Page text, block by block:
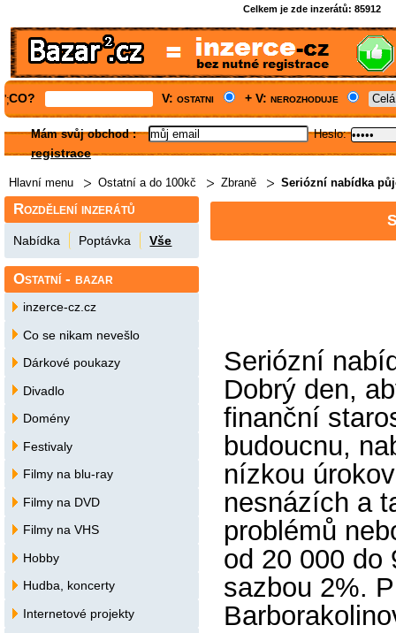
Celkem je zde inzerátů: 85912
';CO? V: ostatni + V: nerozhoduje
Mám svůj obchod: Heslo:
registrace
Hlavní menu Ostatní a do 100kč Zbraně Seriózní nabídka
Seriózní
Dobrý den,
finanční
budoucnu,
nízkou
nesnázích a
problémů
od 20 000 do
sazbou 2%.
Rozdělení inzerátů
Nabídka Poptávka Vše
Ostatní - bazar
inzerce-cz.cz
Co se nikam nevešlo
Dárkové poukazy
Divadlo
Domény
Festivaly
Filmy na blu-ray
Filmy na DVD
Filmy na VHS
Hobby
Hudba, koncerty
Internetové projekty